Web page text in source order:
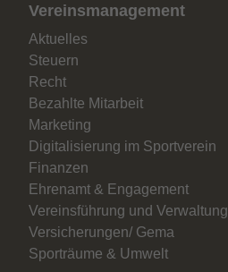
Vereinsmanagement
Aktuelles
Steuern
Recht
Bezahlte Mitarbeit
Marketing
Digitalisierung im Sportverein
Finanzen
Ehrenamt & Engagement
Vereinsführung und Verwaltung
Versicherungen/ Gema
Sporträume & Umwelt